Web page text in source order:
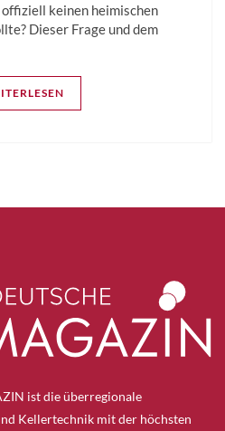
keinen heimischen
Dieser Frage und dem
ist die überregionale
Kellertechnik mit der höchsten